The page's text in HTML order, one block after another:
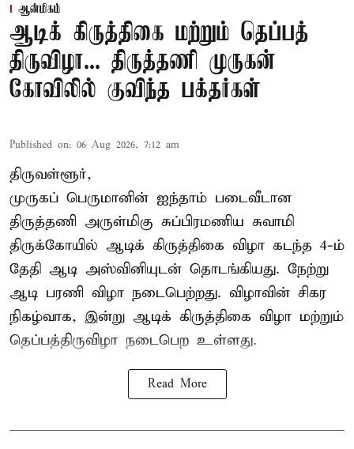
ஆன்மிகம்
ஆடிக் கிருத்திகை மற்றும் தெப்பத்
திருவிழா... திருத்தணி முருகன்
கோவிலில் குவிந்த பக்தர்கள்
Published on: 06 Aug 2026, 7:12 am
திருவள்ளூர்,
முருகப் பெருமானின் ஐந்தாம் படைவீடான
திருத்தணி அருள்மிகு சுப்பிரமணிய சுவாமி
திருக்கோயில் ஆடிக் கிருத்திகை விழா கடந்த 4-ம்
தேதி ஆடி அஸ்வினியுடன் தொடங்கியது. நேற்று
ஆடி பரணி விழா நடைபெற்றது. விழாவின் சிகர
நிகழ்வாக, இன்று ஆடிக் கிருத்திகை விழா மற்றும்
தெப்பத்திருவிழா நடைபெற உள்ளது.
Read More